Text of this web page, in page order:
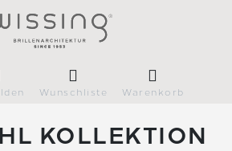
Wunschliste Warenkorb
KOLLEKTION